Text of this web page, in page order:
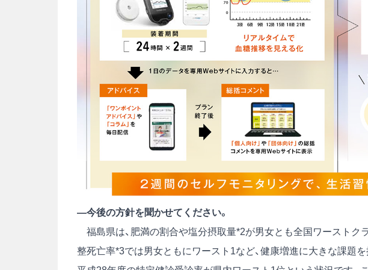
―今後の方針を聞かせてください。
福島県は、肥満の割合や塩分摂取量*2が男女とも全国ワーストク
整死亡率*3では男女ともにワースト1など、健康増進に大きな課題